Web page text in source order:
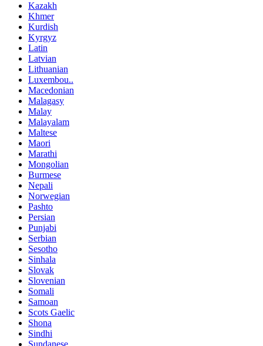
Kazakh
Khmer
Kurdish
Kyrgyz
Latin
Latvian
Lithuanian
Luxembou..
Macedonian
Malagasy
Malay
Malayalam
Maltese
Maori
Marathi
Mongolian
Burmese
Nepali
Norwegian
Pashto
Persian
Punjabi
Serbian
Sesotho
Sinhala
Slovak
Slovenian
Somali
Samoan
Scots Gaelic
Shona
Sindhi